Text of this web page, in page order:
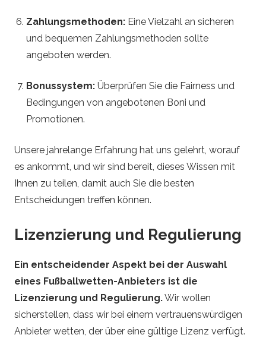
i
p
Zahlungsmethoden: Eine Vielzahl an sicheren
und bequemen Zahlungsmethoden sollte
angeboten werden.
Bonussystem: Überprüfen Sie die Fairness und
Bedingungen von angebotenen Boni und
Promotionen.
Unsere jahrelange Erfahrung hat uns gelehrt, worauf
es ankommt, und wir sind bereit, dieses Wissen mit
Ihnen zu teilen, damit auch Sie die besten
Entscheidungen treffen können.
Lizenzierung und Regulierung
Ein entscheidender Aspekt bei der Auswahl
eines Fußballwetten-Anbieters ist die
Lizenzierung und Regulierung.Wir wollen
sicherstellen, dass wir bei einem vertrauenswürdigen
Anbieter wetten, der über eine gültige Lizenz verfügt.